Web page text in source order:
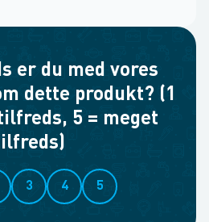
er du med vores
dette produkt? (1
5 = meget
3 4 5